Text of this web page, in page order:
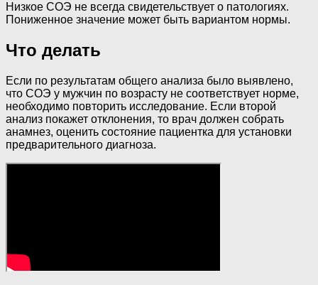
Низкое СОЭ не всегда свидетельствует о патологиях.
Пониженное значение может быть вариантом нормы.
Что делать
Если по результатам общего анализа было выявлено,
что СОЭ у мужчин по возрасту не соответствует норме,
необходимо повторить исследование. Если второй
анализ покажет отклонения, то врач должен собрать
анамнез, оценить состояние пациентка для установки
предварительного диагноза.